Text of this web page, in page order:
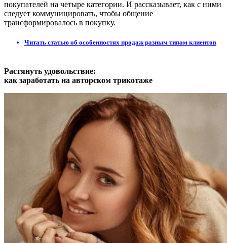
покупателей на четыре категории. И рассказывает, как с ними
следует коммуницировать, чтобы общение
трансформировалось в покупку.
Читать статью об особенностях продаж разным типам клиентов
Растянуть удовольствие:
как заработать на авторском трикотаже